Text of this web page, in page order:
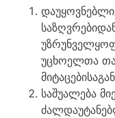
უცხოელთა
საშუალება